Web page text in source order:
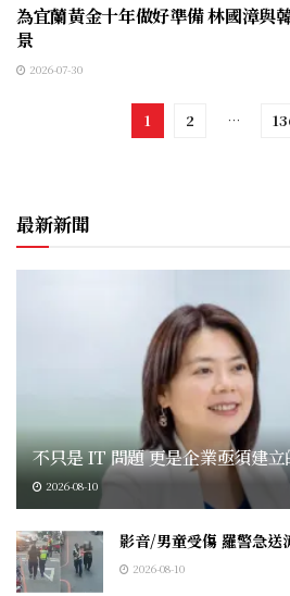
為宜蘭黃金十年做好準備 林國漳與
景
2026-07-30
1 2 …
最新新聞
不只是 IT 問題 更是企業亟須建
2026-08-10
影音/男童受傷 羅警急送
2026-08-10